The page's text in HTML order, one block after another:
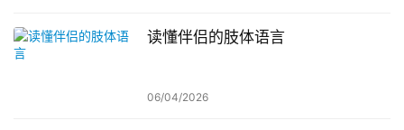
读懂伴侣的肢体语言
06/04/2026